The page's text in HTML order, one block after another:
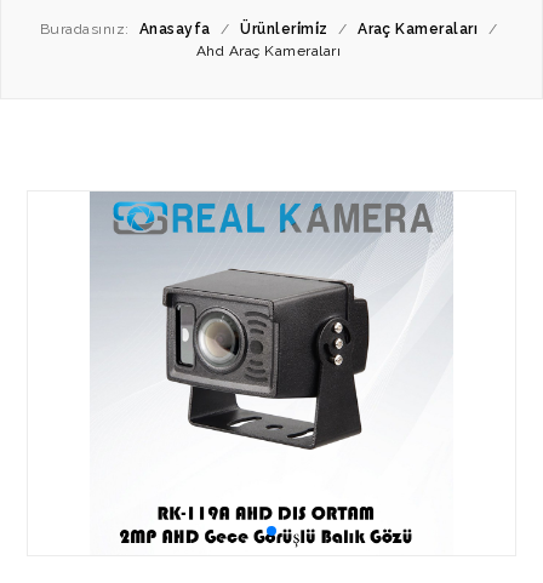
Buradasınız: Anasayfa / Ürünleri̇mi̇z / Araç Kameraları
/
Ahd Araç Kameraları